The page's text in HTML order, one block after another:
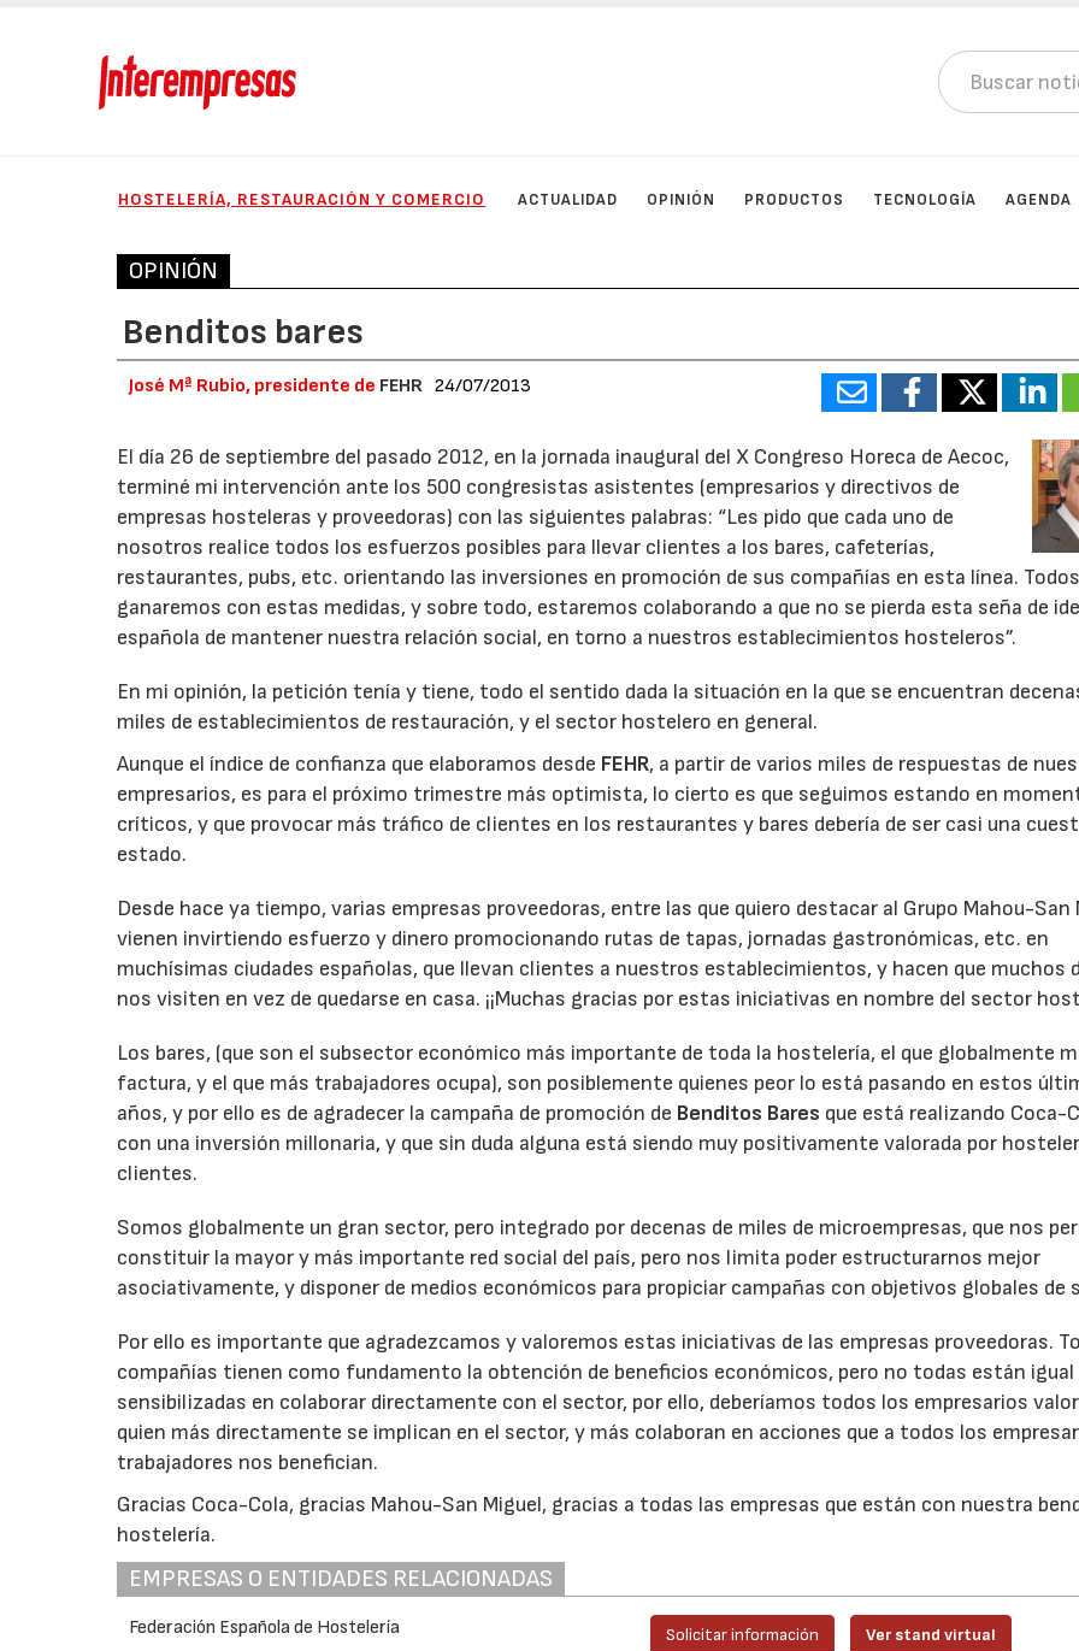
HOSTELERÍA, RESTAURACIÓN Y COMERCIO ACTUALIDAD OPINIÓN PRODUCTOS TECNOLOGÍA AGENDA
OPINIÓN
Benditos bares
José Mª Rubio, presidente de FEHR 24/07/2013
El día 26 de septiembre del pasado 2012, en la jornada inaugural del X Congreso Horeca de Aecoc,
terminé mi intervención ante los 500 congresistas asistentes (empresarios y directivos de
empresas hosteleras y proveedoras) con las siguientes palabras: “Les pido que cada uno de
nosotros realice todos los esfuerzos posibles para llevar clientes a los bares, cafeterías,
restaurantes, pubs, etc. orientando las inversiones en promoción de sus compañías en esta línea. Todos
ganaremos con estas medidas, y sobre todo, estaremos colaborando a que no se pierda esta seña de
española de mantener nuestra relación social, en torno a nuestros establecimientos hosteleros”.
En mi opinión, la petición tenía y tiene, todo el sentido dada la situación en la que se encuentran
miles de establecimientos de restauración, y el sector hostelero en general.
Aunque el índice de confianza que elaboramos desde FEHR, a partir de varios miles de respuestas de
empresarios, es para el próximo trimestre más optimista, lo cierto es que seguimos estando en
críticos, y que provocar más tráfico de clientes en los restaurantes y bares debería de ser casi una
estado.
Desde hace ya tiempo, varias empresas proveedoras, entre las que quiero destacar al Grupo Mahou-San
vienen invirtiendo esfuerzo y dinero promocionando rutas de tapas, jornadas gastronómicas, etc. en
muchísimas ciudades españolas, que llevan clientes a nuestros establecimientos, y hacen que muchos
nos visiten en vez de quedarse en casa. ¡¡Muchas gracias por estas iniciativas en nombre del sector
Los bares, (que son el subsector económico más importante de toda la hostelería, el que globalmente
factura, y el que más trabajadores ocupa), son posiblemente quienes peor lo está pasando en estos
años, y por ello es de agradecer la campaña de promoción de Benditos Bares que está realizando Coca-
con una inversión millonaria, y que sin duda alguna está siendo muy positivamente valorada por
clientes.
Somos globalmente un gran sector, pero integrado por decenas de miles de microempresas, que nos
constituir la mayor y más importante red social del país, pero nos limita poder estructurarnos mejor
asociativamente, y disponer de medios económicos para propiciar campañas con objetivos globales de
Por ello es importante que agradezcamos y valoremos estas iniciativas de las empresas proveedoras.
compañías tienen como fundamento la obtención de beneficios económicos, pero no todas están igual
sensibilizadas en colaborar directamente con el sector, por ello, deberíamos todos los empresarios
quien más directamente se implican en el sector, y más colaboran en acciones que a todos los
trabajadores nos benefician.
Gracias Coca-Cola, gracias Mahou-San Miguel, gracias a todas las empresas que están con nuestra
hostelería.
EMPRESAS O ENTIDADES RELACIONADAS
Federación Española de Hostelería Solicitar información Ver stand virtual
04/06/2026 02/07/2026